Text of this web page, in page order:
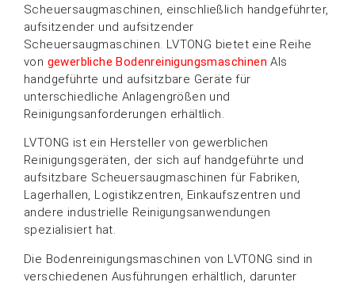
Scheuersaugmaschinen, einschließlich handgeführter,
aufsitzender und aufsitzender
Scheuersaugmaschinen. LVTONG bietet eine Reihe
von gewerbliche Bodenreinigungsmaschinen Als
handgeführte und aufsitzbare Geräte für
unterschiedliche Anlagengrößen und
Reinigungsanforderungen erhältlich.
LVTONG ist ein Hersteller von gewerblichen
Reinigungsgeräten, der sich auf handgeführte und
aufsitzbare Scheuersaugmaschinen für Fabriken,
Lagerhallen, Logistikzentren, Einkaufszentren und
andere industrielle Reinigungsanwendungen
spezialisiert hat.
Die Bodenreinigungsmaschinen von LVTONG sind in
verschiedenen Ausführungen erhältlich, darunter